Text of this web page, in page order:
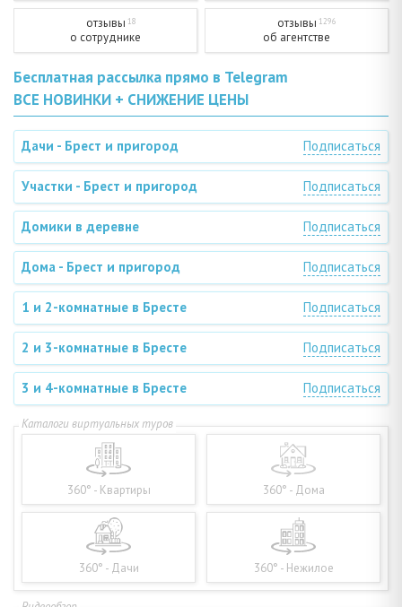
отзывы 18
о сотруднике
отзывы 1296
об агентстве
Бесплатная рассылка прямо в Telegram
ВСЕ НОВИНКИ + СНИЖЕНИЕ ЦЕНЫ
Дачи - Брест и пригород Подписаться
Участки - Брест и пригород Подписаться
Домики в деревне Подписаться
Дома - Брест и пригород Подписаться
1 и 2-комнатные в Бресте Подписаться
2 и 3-комнатные в Бресте Подписаться
3 и 4-комнатные в Бресте Подписаться
360° - Квартиры 360° - Дома
360° - Дачи 360° - Нежилое